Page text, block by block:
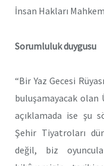
İnsan Hakları
Sorumluluk duygusu
“Bir Yaz Gecesi
buluşamayacak olan
açıklamada ise şu
Şehir Tiyatroları
değil, biz